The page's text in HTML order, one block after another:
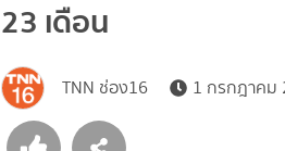
23 เดือน
TNN ช่อง16 1 กรกฎาคม